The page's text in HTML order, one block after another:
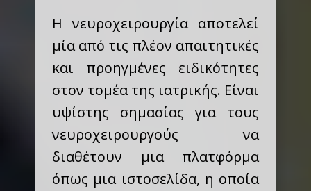
Η νευροχειρουργία αποτελεί
μία από τις πλέον απαιτητικές
και προηγμένες ειδικότητες
στον τομέα της ιατρικής. Είναι
υψίστης σημασίας για τους
νευροχειρουργούς να
διαθέτουν μια πλατφόρμα
όπως μια ιστοσελίδα, η οποία